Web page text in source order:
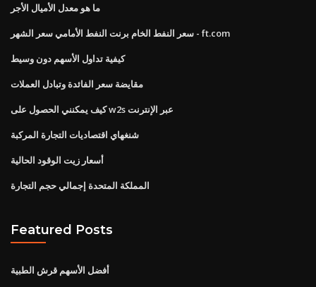
ما هو معدل الأميال الأجر
سعر النفط الخام برنت النفط الأمامي سعر الشهر - ft.com
كيفية تداول الأسهم دون وسيط
مقايضة سعر الفائدة وتبادل العملات
كيف يمكنني الحصول على w2s عبر الإنترنت
شنغهاي اقتصاديات التجارة المركبة
أسعار زيت الوقود الحالية
المملكة المتحدة إجمالي حجم التجارة
Featured Posts
أفضل الأسهم قرش الطبية